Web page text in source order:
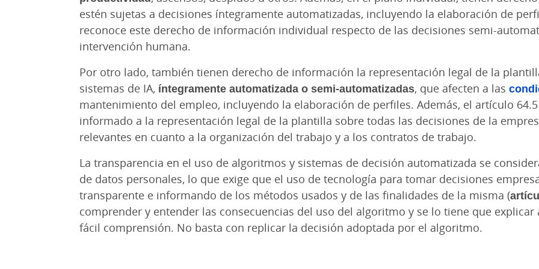
estén sujetas a decisiones íntegramente automatizadas, incluyendo la elaboración de
reconoce este derecho de información individual respecto de las decisiones semi-
intervención humana.
Por otro lado, también tienen derecho de información la representación legal de la
sistemas de IA, íntegramente automatizada o semi-automatizadas, que afecten a las
mantenimiento del empleo, incluyendo la elaboración de perfiles. Además, el artículo
informado a la representación legal de la plantilla sobre todas las decisiones de la
relevantes en cuanto a la organización del trabajo y a los contratos de trabajo.
La transparencia en el uso de algoritmos y sistemas de decisión automatizada se
de datos personales, lo que exige que el uso de tecnología para tomar decisiones
transparente e informando de los métodos usados y de las finalidades de la misma (
comprender y entender las consecuencias del uso del algoritmo y se lo tiene que
fácil comprensión. No basta con replicar la decisión adoptada por el algoritmo.